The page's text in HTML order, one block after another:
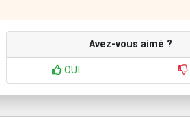
Avez-vous aimé ?
OUI